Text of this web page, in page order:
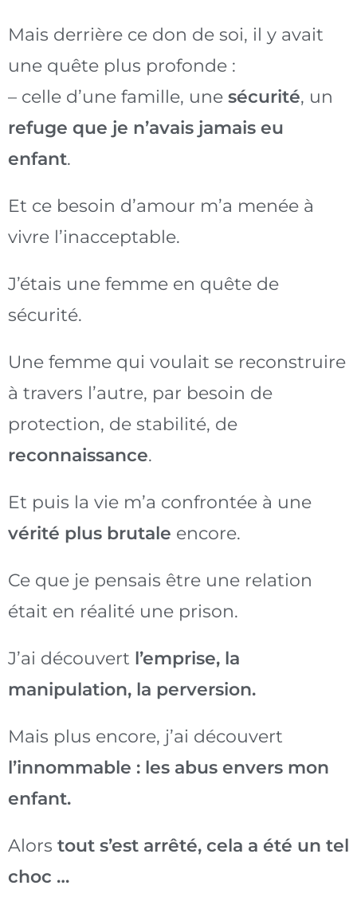
Mais derrière ce don de soi, il y avait
une quête plus profonde :
– celle d’une famille, une sécurité, un
refuge que je n’avais jamais eu
enfant.
Et ce besoin d’amour m’a menée à
vivre l’inacceptable.
J’étais une femme en quête de
sécurité.
Une femme qui voulait se reconstruire
à travers l’autre, par besoin de
protection, de stabilité, de
reconnaissance.
Et puis la vie m’a confrontée à une
vérité plus brutale encore.
Ce que je pensais être une relation
était en réalité une prison.
J’ai découvert l’emprise, la
manipulation, la perversion.
Mais plus encore, j’ai découvert
l’innommable : les abus envers mon
enfant.
Alors tout s’est arrêté, cela a été un tel
choc …